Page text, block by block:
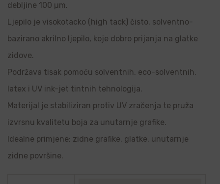
debljine 100 µm.
Ljepilo je visokotacko (high tack) čisto, solventno-
bazirano akrilno ljepilo, koje dobro prijanja na glatke
zidove.
Podržava tisak pomoću solventnih, eco-solventnih,
latex i UV ink-jet tintnih tehnologija.
Materijal je stabiliziran protiv UV zračenja te pruža
izvrsnu kvalitetu boja za unutarnje grafike.
Idealne primjene: zidne grafike, glatke, unutarnje
zidne površine.